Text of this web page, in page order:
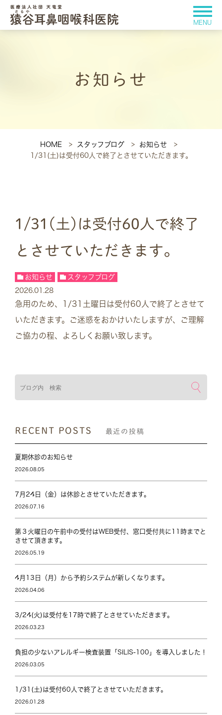
お知らせ
HOME スタッフブログ
お知らせ
1/31(土)は受付60人で終了とさせていただきます。
1/31(土)は受付60人で終了
とさせていただきます。
お知らせ
スタッフブログ
2026.01.28
急用のため、1/31土曜日は受付60人で終了とさせて
いただきます。ご迷惑をおかけいたしますが、ご理解
ご協力の程、よろしくお願い致します。
検索
RECENT POSTS 最近の投稿
夏期休診のお知らせ
2026.08.05
7月24日（金）は休診とさせていただきます。
2026.07.16
第３火曜日の午前中の受付はWEB受付、窓口受付共に11時までと
させて頂きます。
2026.05.19
4月13日（月）から予約システムが新しくなります。
2026.04.06
3/24(火)は受付を17時で終了とさせていただきます。
2026.03.23
負担の少ないアレルギー検査装置「SiLIS-100」を導入しました！
2026.03.05
1/31(土)は受付60人で終了とさせていただきます。
2026.01.28